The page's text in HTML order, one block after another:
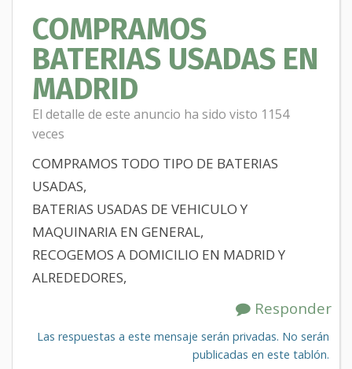
COMPRAMOS
BATERIAS USADAS EN
MADRID
El detalle de este anuncio ha sido visto 1154
veces
COMPRAMOS TODO TIPO DE BATERIAS
USADAS,
BATERIAS USADAS DE VEHICULO Y
MAQUINARIA EN GENERAL,
RECOGEMOS A DOMICILIO EN MADRID Y
ALREDEDORES,
Responder
Las respuestas a este mensaje serán privadas. No serán
publicadas en este tablón.